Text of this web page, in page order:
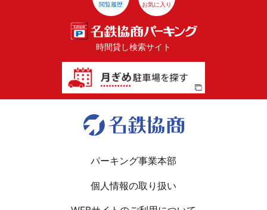
閲覧履歴 お気に入り
時間貸し検索サイト
パーキング事業本部
個人情報の取り扱い